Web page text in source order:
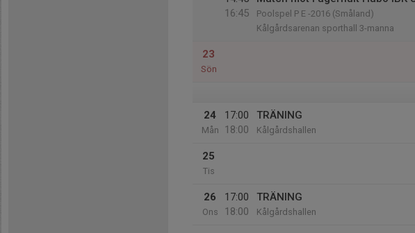
16:45
Poolspel P E -2016 (Småland)
Kålgårdsarenan sporthall 3-manna
23
Sön
24
Mån
17:00
18:00
TRÄNING
Kålgårdshallen
25
Tis
26
Ons
17:00
18:00
TRÄNING
Kålgårdshallen